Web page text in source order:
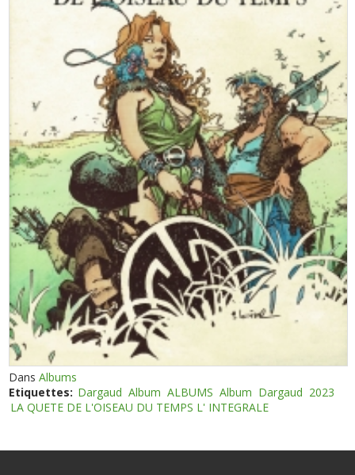
DansAlbums
Etiquettes: Dargaud Album ALBUMS Album Dargaud 2023
LA QUETE DE L'OISEAU DU TEMPS L' INTEGRALE